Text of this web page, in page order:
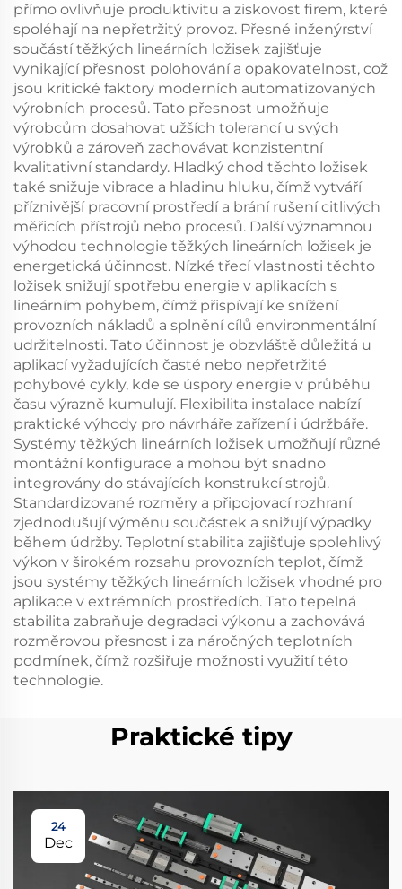
přímo ovlivňuje produktivitu a ziskovost firem, které
spoléhají na nepřetržitý provoz. Přesné inženýrství
součástí těžkých lineárních ložisek zajišťuje
vynikající přesnost polohování a opakovatelnost, což
jsou kritické faktory moderních automatizovaných
výrobních procesů. Tato přesnost umožňuje
výrobcům dosahovat užších tolerancí u svých
výrobků a zároveň zachovávat konzistentní
kvalitativní standardy. Hladký chod těchto ložisek
také snižuje vibrace a hladinu hluku, čímž vytváří
příznivější pracovní prostředí a brání rušení citlivých
měřicích přístrojů nebo procesů. Další významnou
výhodou technologie těžkých lineárních ložisek je
energetická účinnost. Nízké třecí vlastnosti těchto
ložisek snižují spotřebu energie v aplikacích s
lineárním pohybem, čímž přispívají ke snížení
provozních nákladů a splnění cílů environmentální
udržitelnosti. Tato účinnost je obzvláště důležitá u
aplikací vyžadujících časté nebo nepřetržité
pohybové cykly, kde se úspory energie v průběhu
času výrazně kumulují. Flexibilita instalace nabízí
praktické výhody pro návrháře zařízení i údržbáře.
Systémy těžkých lineárních ložisek umožňují různé
montážní konfigurace a mohou být snadno
integrovány do stávajících konstrukcí strojů.
Standardizované rozměry a připojovací rozhraní
zjednodušují výměnu součástek a snižují výpadky
během údržby. Teplotní stabilita zajišťuje spolehlivý
výkon v širokém rozsahu provozních teplot, čímž
jsou systémy těžkých lineárních ložisek vhodné pro
aplikace v extrémních prostředích. Tato tepelná
stabilita zabraňuje degradaci výkonu a zachovává
rozměrovou přesnost i za náročných teplotních
podmínek, čímž rozšiřuje možnosti využití této
technologie.
Praktické tipy
24
Dec